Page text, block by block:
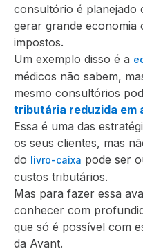
consultório é planejado
gerar grande economia
impostos.
Um exemplo disso é a
médicos não sabem,
mesmo consultórios
tributária reduzida em
Essa é uma das
os seus clientes, mas
do livro-caixa pode ser
custos tributários.
Mas para fazer essa
conhecer com
que só é possível com
da Avant.